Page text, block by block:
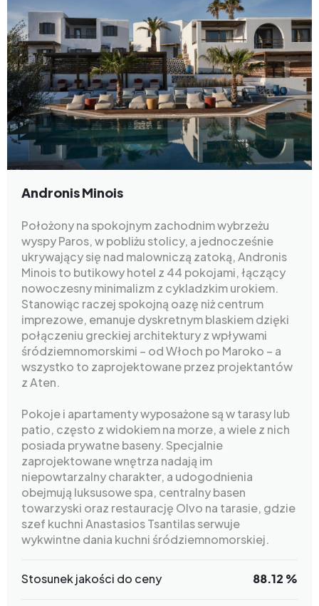
Andronis Minois
Położony na spokojnym zachodnim wybrzeżu
wyspy Paros, w pobliżu stolicy, a jednocześnie
ukrywający się nad malowniczą zatoką, Andronis
Minois to butikowy hotel z 44 pokojami, łączący
nowoczesny minimalizm z cykladzkim urokiem.
Stanowiąc raczej spokojną oazę niż centrum
imprezowe, emanuje dyskretnym blaskiem dzięki
połączeniu greckiej architektury z wpływami
śródziemnomorskimi – od Włoch po Maroko – a
wszystko to zaprojektowane przez projektantów
z Aten.
Pokoje i apartamenty wyposażone są w tarasy lub
patio, często z widokiem na morze, a wiele z nich
posiada prywatne baseny. Specjalnie
zaprojektowane wnętrza nadają im
niepowtarzalny charakter, a udogodnienia
obejmują luksusowe spa, centralny basen
towarzyski oraz restaurację Olvo na tarasie, gdzie
szef kuchni Anastasios Tsantilas serwuje
wykwintne dania kuchni śródziemnomorskiej.
Stosunek jakości do ceny 88.12 %